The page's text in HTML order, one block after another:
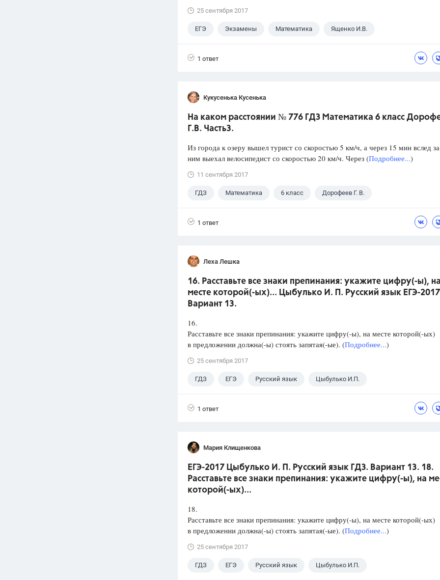
25 сентября 2017
ЕГЭ Экзамены Математика Ященко И.В.
1 ответ
Кукусенька Кусенька
На каком расстоянии № 776 ГДЗ Математика 6 класс
Г.В. Часть3.
Из города к озеру вышел турист со скоростью 5 км/ч, а через 15 мин вслед за
ним выехал велосипедист со скоростью 20 км/ч. Через (Подробнее...)
11 сентября 2017
ГДЗ Математика 6 класс Дорофеев Г. В.
1 ответ
Леха Лешка
16. Расставьте все знаки препинания: укажите цифру(-ы),
месте которой(-ых)... Цыбулько И. П. Русский язык ЕГЭ-
Вариант 13.
16.
Расставьте все знаки препинания: укажите цифру(-ы), на месте которой(-ых)
в предложении должна(-ы) стоять запятая(-ые). (Подробнее...)
25 сентября 2017
ГДЗ ЕГЭ Русский язык Цыбулько И.П.
1 ответ
Мария Клищенкова
ЕГЭ-2017 Цыбулько И. П. Русский язык ГДЗ. Вариант 13. 18.
Расставьте все знаки препинания: укажите цифру(-ы), на
которой(-ых)...
18.
Расставьте все знаки препинания: укажите цифру(-ы), на месте которой(-ых)
в предложении должна(-ы) стоять запятая(-ые). (Подробнее...)
25 сентября 2017
ГДЗ ЕГЭ Русский язык Цыбулько И.П.